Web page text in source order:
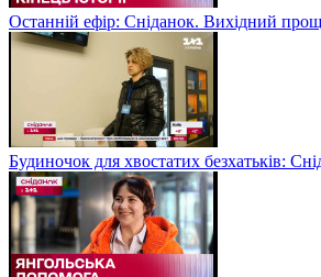
Останній ефір: Сніданок. Вихідний
Будиночок для хвостатих безхатьків: